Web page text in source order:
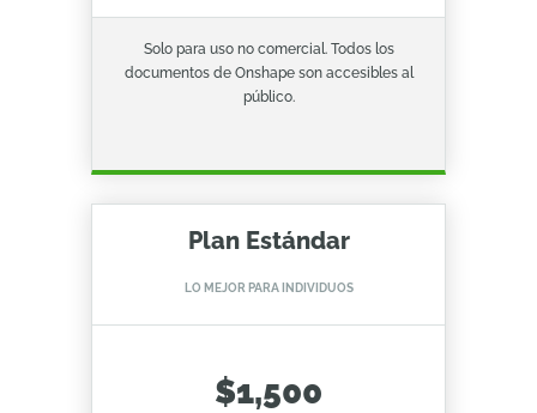
Solo para uso no comercial. Todos los
documentos de Onshape son accesibles al
público.
Plan Estándar
LO MEJOR PARA INDIVIDUOS
$1,500